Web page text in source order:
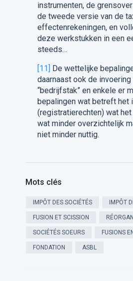
instrumenten, de
de tweede versie van de
effectenrekeningen, en
deze werkstukken in een
steeds…
[11] De wettelijke
daarnaast ook de
“bedrijfstak” en enkele er
bepalingen wat betreft het
(registratierechten) wat
wat minder overzichtelijk
niet minder nuttig.
Mots clés
IMPÔT DES SOCIÉTÉS IMPÔT
FUSION ET SCISSION
SOCIÉTÉS SOEURS FUSIONS
FONDATION ASBL